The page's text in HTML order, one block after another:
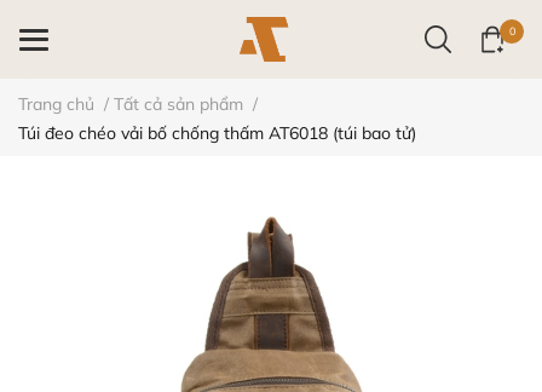
0
Trang chủ / Tất cả sản phẩm /
Túi đeo chéo vải bố chống thấm AT6018 (túi bao tử)